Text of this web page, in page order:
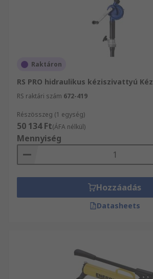
Raktáron
RS PRO hidraulikus kéziszivattyú Kéz
RS raktári szám 672-419
Részösszeg (1 egység)
50 134 Ft(ÁFA nélkül)
Mennyiség
Hozzáadás
Datasheets